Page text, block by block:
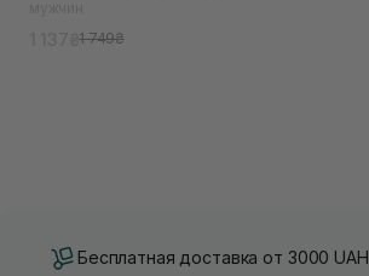
1 137₴1 749₴
Бесплатная доставка от 3000 UAH